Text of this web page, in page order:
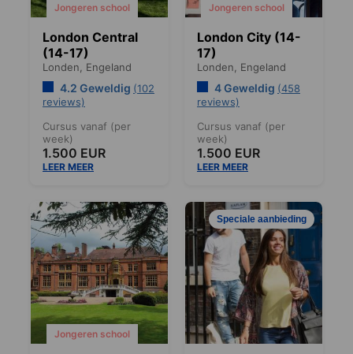
Jongeren school
London Central
(14-17)
Londen, Engeland
4.2 Geweldig (102
reviews)
Cursus vanaf (per
week)
1.500 EUR
LEER MEER
Jongeren school
London City (14-
17)
Londen, Engeland
4 Geweldig (458
reviews)
Cursus vanaf (per
week)
1.500 EUR
LEER MEER
Jongeren school
Speciale aanbieding